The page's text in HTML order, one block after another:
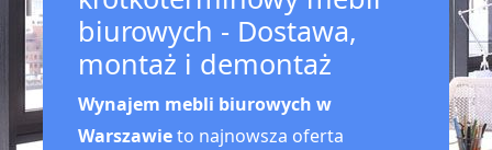
biurowych - Dostawa,
montaż i demontaż
Wynajem mebli biurowych w
Warszawieto najnowsza oferta